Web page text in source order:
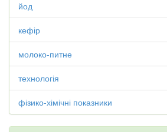
йод
кефір
молоко-питне
технологія
фізико-хімічні показники